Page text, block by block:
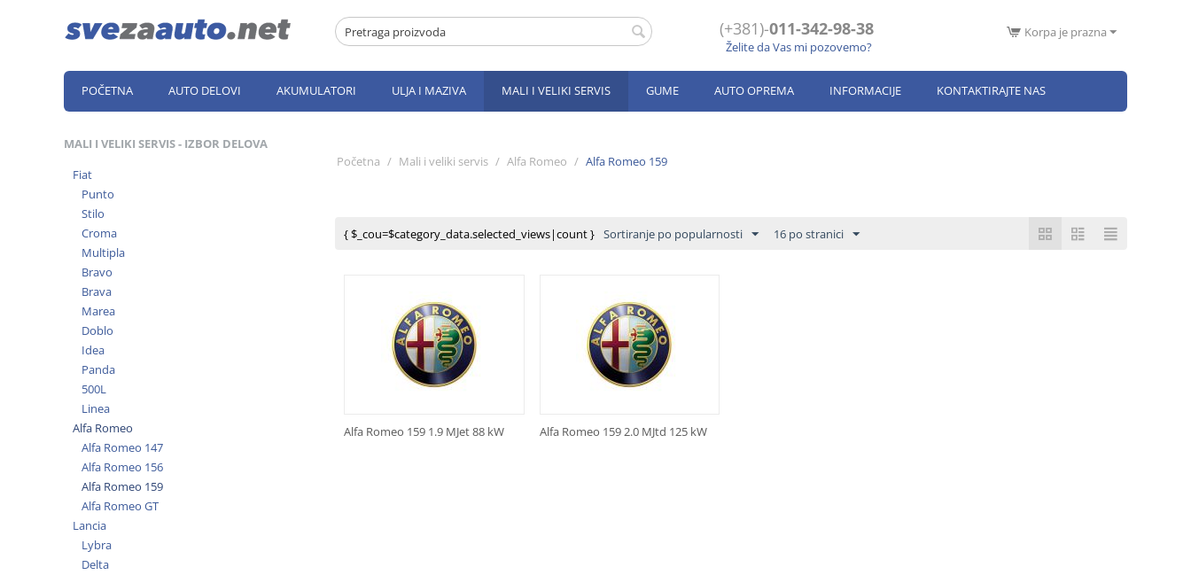
(+381)-011-342-98-38
Želite da Vas mi pozovemo?
Korpa je prazna
POČETNA AUTO DELOVI AKUMULATORI ULJA I MAZIVA MALI I VELIKI SERVIS GUME AUTO OPREMA INFORMACIJE KONTAKTIRAJTE NAS
MALI I VELIKI SERVIS - IZBOR DELOVA
Fiat
Punto
Stilo
Croma
Multipla
Bravo
Brava
Marea
Doblo
Idea
Panda
500L
Linea
Alfa Romeo
Alfa Romeo 147
Alfa Romeo 156
Alfa Romeo 159
Alfa Romeo GT
Lancia
Lybra
Delta
Početna / Mali i veliki servis / Alfa Romeo / Alfa Romeo 159
{ $_cou=$category_data.selected_views|count } Sortiranje po popularnosti 16 po stranici
Alfa Romeo 159 1.9 MJet 88 kW Alfa Romeo 159 2.0 MJtd 125 kW